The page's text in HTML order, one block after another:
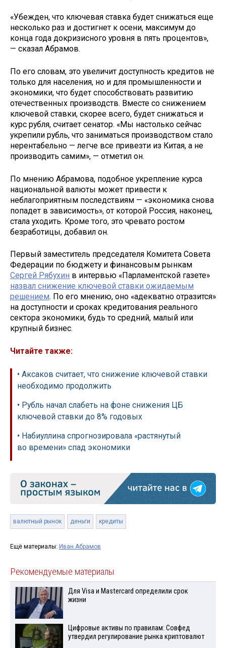
«Убежден, что ключевая ставка будет снижаться еще
несколько раз и достигнет к осени, максимум до
конца года докризисного уровня в пять процентов»,
— сказал Абрамов.
По его словам, это увеличит доступность кредитов не
только для населения, но и для промышленности и
экономики, что будет способствовать развитию
отечественных производств. Вместе со снижением
ключевой ставки, скорее всего, будет снижаться и
курс рубля, считает сенатор. «Мы настолько сейчас
укрепили рубль, что заниматься производством стало
нерентабельно — легче все привезти из Китая, а не
производить самим», — отметил он.
По мнению Абрамова, подобное укрепление курса
национальной валюты может привести к
неблагоприятным последствиям — «экономика снова
попадет в зависимость», от которой Россия, наконец,
стала уходить. Кроме того, это чревато ростом
безработицы, добавил он.
Первый заместитель председателя Комитета Совета
Федерации по бюджету и финансовым рынкам
Сергей Рябухин в интервью «Парламентской газете»
назвал снижение ключевой ставки ожидаемым
решением. По его мнению, оно «адекватно отразится»
на доступности и сроках кредитования реального
сектора экономики, будь то средний, малый или
крупный бизнес.
Читайте также:
• Аксаков считает, что снижение ключевой ставки
необходимо продолжить
• Рубль начал слабеть на фоне снижения ЦБ
ключевой ставки до 8% годовых
• Набиуллина спрогнозировала «растянутый
во времени» спад экономики
валютный рынок деньги кредиты
Ещё материалы: Иван Абрамов
Рекомендуемые материалы
Для Visа и Mastercard определили срок
жизни
Цифровые активы по правилам: Совфед
утвердил регулирование рынка криптовалют